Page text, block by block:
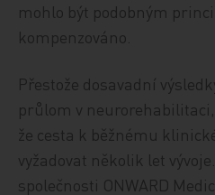
mohlo být podobným
kompenzováno.
Přestože dosavadní
průlom v
že cesta k běžnému
vyžadovat několik let
společnosti ONWARD